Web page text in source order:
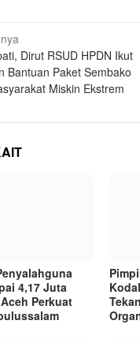
Dirut RSUD HPDN Ikut
Bantuan Paket Sembako
Miskin Ekstrem
4,17 Juta
Perkuat